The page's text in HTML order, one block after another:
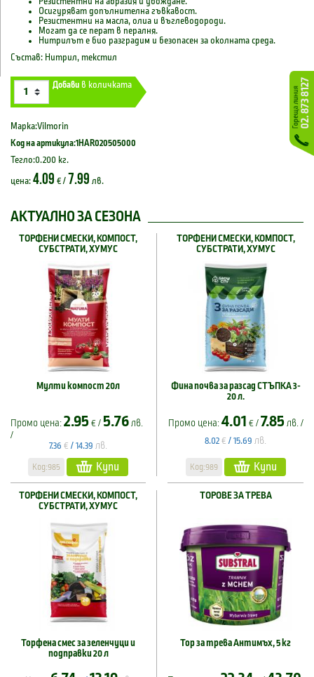
Осигуряват допълнителна гъвкавост.
Резистентни на масла, олиа и въглеводороди.
Могат да се перат в пералня.
Нитрилът е био разградим и безопасен за околната среда.
Състав: Нитрил, текстил
Добави в количката
Марка:Vilmorin
Код на артикула:1HAR020505000
Тегло:0.200 кг.
цена: 4.09 € / 7.99 лв.
АКТУАЛНО ЗА СЕЗОНА
ТОРФЕНИ СМЕСКИ, КОМПОСТ,
СУБСТРАТИ, ХУМУС
Мулти компост 20л
Промо цена: 2.95 € / 5.76 лв.
/
7.36 € / 14.39 лв.
Код:985 Купи
ТОРФЕНИ СМЕСКИ, КОМПОСТ,
СУБСТРАТИ, ХУМУС
Фина почва за разсад СТЪПКА 3-
20 л.
Промо цена: 4.01 € / 7.85 лв. /
8.02 € / 15.69 лв.
Код:989 Купи
ТОРФЕНИ СМЕСКИ, КОМПОСТ,
СУБСТРАТИ, ХУМУС
Торфена смес за зеленчуци и
подправки 20 л
ТОРОВЕ ЗА ТРЕВА
Тор за трева Антимъх, 5 кг